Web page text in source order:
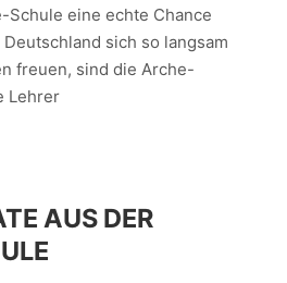
Schule eine echte Chance
sich so langsam
freuen, sind die Arche-
Lehrer
AUS DER